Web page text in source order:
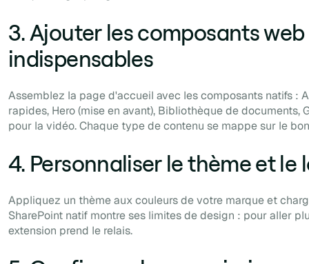
3. Ajouter les composants web
indispensables
Assemblez la page d'accueil avec les composants natifs :
rapides, Hero (mise en avant), Bibliothèque de documents,
pour la vidéo. Chaque type de contenu se mappe sur le
4. Personnaliser le thème et le
Appliquez un thème aux couleurs de votre marque et
SharePoint natif montre ses limites de design : pour aller
extension prend le relais.